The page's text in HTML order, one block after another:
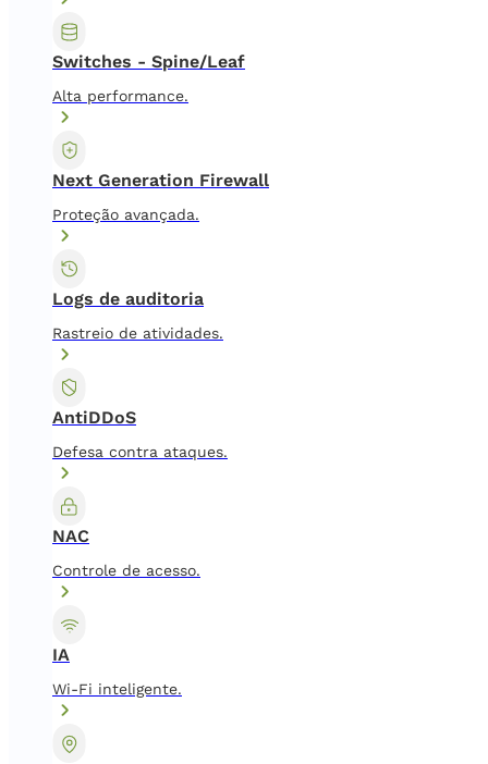
Switches - Spine/Leaf
Alta performance.
Next Generation Firewall
Proteção avançada.
Logs de auditoria
Rastreio de atividades.
AntiDDoS
Defesa contra ataques.
NAC
Controle de acesso.
IA
Wi-Fi inteligente.